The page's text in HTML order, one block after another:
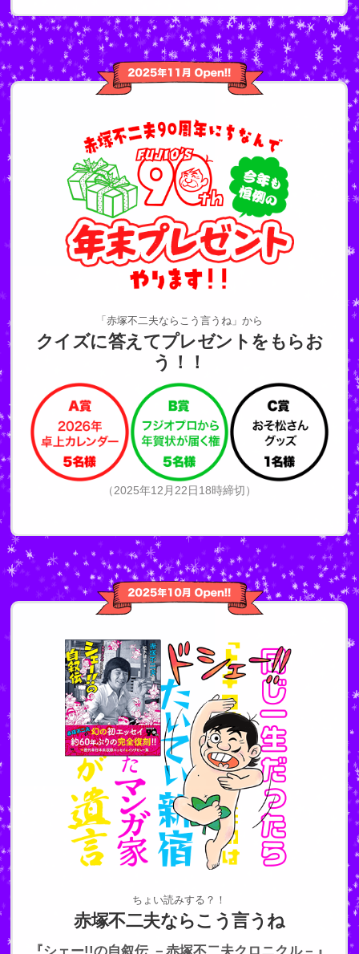
「赤塚不二夫ならこう言うね」から
クイズに答えてプレゼントをもらお
う！！
（2025年12月22日18時締切）
ちょい読みする？！
赤塚不二夫ならこう言うね